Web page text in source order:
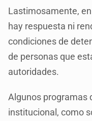
Lastimosamente,
hay respuesta ni
condiciones de
de personas que
autoridades.
Algunos programas
institucional, como